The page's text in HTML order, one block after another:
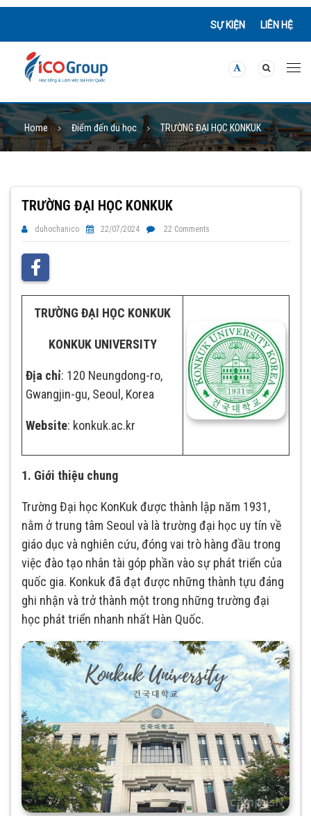
SỰ KIỆN LIÊN HỆ
Home Điểm đến du học TRƯỜNG ĐẠI HỌC KONKUK
TRƯỜNG ĐẠI HỌC KONKUK
duhochanico 22/07/2024 22 Comments
TRƯỜNG ĐẠI HỌC KONKUK
KONKUK UNIVERSITY
Địa chỉ: 120 Neungdong-ro,
Gwangjin-gu, Seoul, Korea
Website: konkuk.ac.kr
1. Giới thiệu chung
Trường Đại học KonKuk được thành lập năm 1931,
nằm ở trung tâm Seoul và là trường đại học uy tín về
giáo dục và nghiên cứu, đóng vai trò hàng đầu trong
việc đào tạo nhân tài góp phần vào sự phát triển của
quốc gia. Konkuk đã đạt được những thành tựu đáng
ghi nhận và trở thành một trong những trường đại
học phát triển nhanh nhất Hàn Quốc.